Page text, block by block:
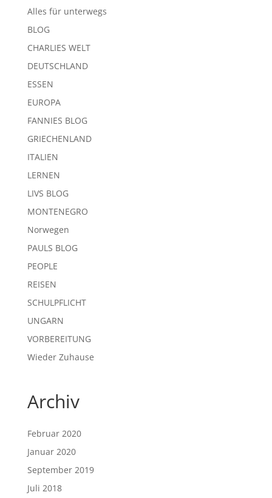
Alles für unterwegs
BLOG
CHARLIES WELT
DEUTSCHLAND
ESSEN
EUROPA
FANNIES BLOG
GRIECHENLAND
ITALIEN
LERNEN
LIVS BLOG
MONTENEGRO
Norwegen
PAULS BLOG
PEOPLE
REISEN
SCHULPFLICHT
UNGARN
VORBEREITUNG
Wieder Zuhause
Archiv
Februar 2020
Januar 2020
September 2019
Juli 2018